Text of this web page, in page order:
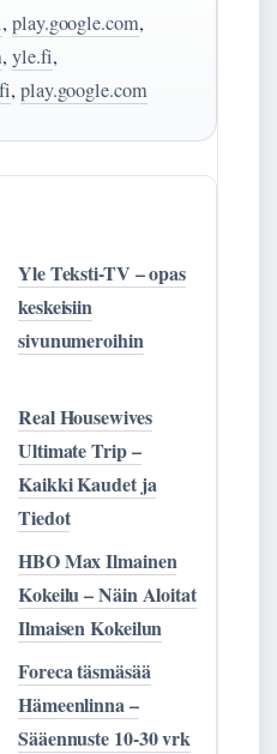
,play.google.com,
,yle.fi,
,play.google.com
Yle Teksti-TV – opas
keskeisiin
sivunumeroihin
Real Housewives
Ultimate Trip –
Kaikki Kaudet ja
Tiedot
HBO Max Ilmainen
Kokeilu – Näin Aloitat
Ilmaisen Kokeilun
Foreca täsmäsää
Hämeenlinna –
Sääennuste 10-30 vrk